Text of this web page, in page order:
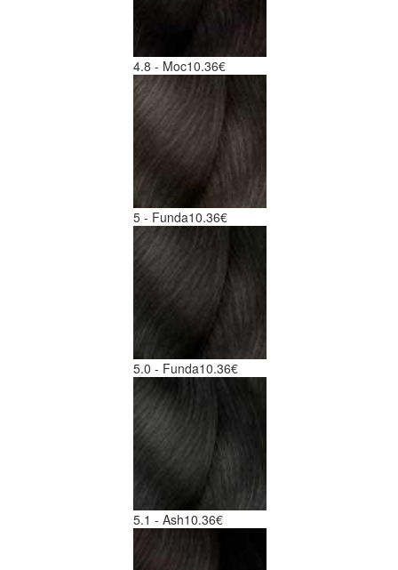
4.8 - Moc10.36€
5 - Funda10.36€
5.0 - Funda10.36€
5.1 - Ash10.36€